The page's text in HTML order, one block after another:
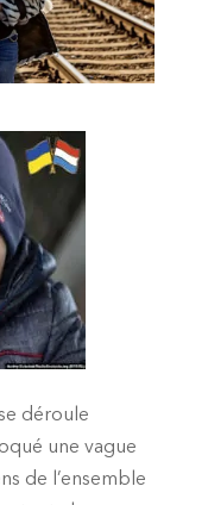
déroule
une vague
de l’ensemble